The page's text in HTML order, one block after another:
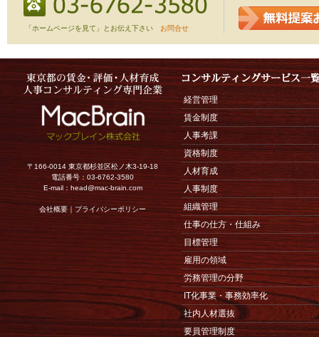
「ホームページを見て」とお伝え下さい お問合せ
〒166-0014 東京都杉並区松ノ木3-19-18
電話番号：03-6762-3580
E-mail： head@mac-brain.com
会社概要｜プライバシーポリシー
経営管理
賃金制度
人事考課
資格制度
人材育成
人事制度
組織管理
仕事の仕方・仕組み
目標管理
雇用の領域
労務管理の分野
IT化事業・事務効率化
社内人材選抜
要員管理制度